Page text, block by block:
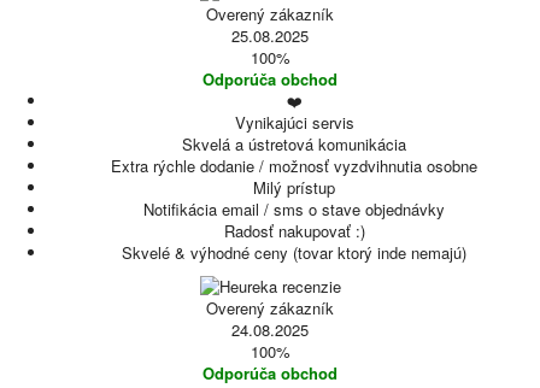
Overený zákazník
25.08.2025
100%
Odporúča obchod
❤️
Vynikajúci servis
Skvelá a ústretová komunikácia
Extra rýchle dodanie / možnosť vyzdvihnutia osobne
Milý prístup
Notifikácia email / sms o stave objednávky
Radosť nakupovať :)
Skvelé & výhodné ceny (tovar ktorý inde nemajú)
Overený zákazník
24.08.2025
100%
Odporúča obchod